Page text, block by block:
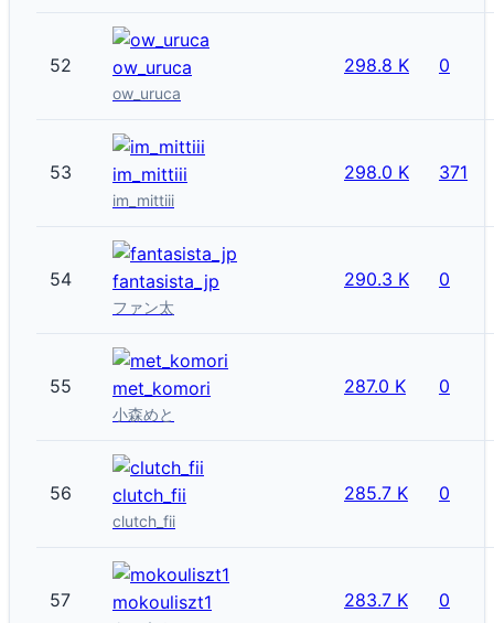
52 ow_uruca
ow_uruca
298.8 K 0
53 im_mittiii
im_mittiii
298.0 K 371
54 fantasista_jp
ファン太
290.3 K 0
55 met_komori
小森めと
287.0 K 0
56 clutch_fii
clutch_fii
285.7 K 0
57 mokouliszt1 283.7 K 0